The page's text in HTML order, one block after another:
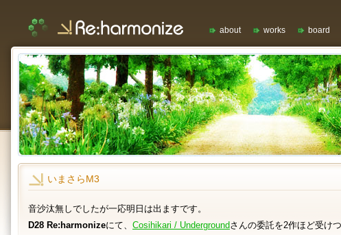
about works board
いまさらM3
音沙汰無しでしたが一応明日は出ますです。
D28 Re:harmonizeにて、 Cosihikari / Undergroundさんの委託を2作ほど受け